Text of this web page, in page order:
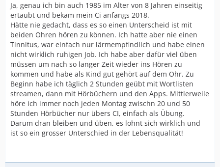
Ja, genau ich bin auch 1985 im Alter von 8 Jahren einseitig
ertaubt und bekam mein Ci anfangs 2018.
Hätte nie gedacht, dass es so einen Unterscheid ist mit
beiden Ohren hören zu können. Ich hatte aber nie einen
Tinnitus, war einfach nur lärmempfindlich und habe einen
nicht wirklich ruhigen Job. Ich habe aber dafür viel üben
müssen um nach so langer Zeit wieder ins Hören zu
kommen und habe als Kind gut gehört auf dem Ohr. Zu
Beginn habe ich täglich 2 Stunden geübt mit Wortlisten
streamen, dann mit Hörbüchern und den Apps. Mittlerweile
höre ich immer noch jeden Montag zwischn 20 und 50
Stunden Hörbücher nur übers CI, einfach als Übung.
Darum dran bleiben und üben, es lohnt sich wirklich und
ist so ein grosser Unterschied in der Lebensqualität!